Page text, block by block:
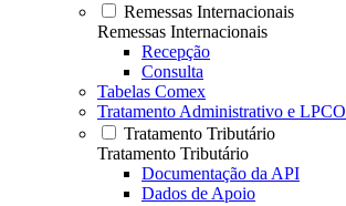
Remessas Internacionais
Remessas Internacionais
Recepção
Consulta
Tabelas Comex
Tratamento Administrativo e LPCO
Tratamento Tributário
Tratamento Tributário
Documentação da API
Dados de Apoio